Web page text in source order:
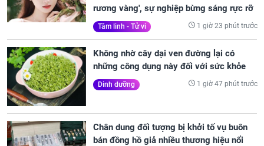
rương vàng', sự nghiệp bừng sáng rực rỡ
Tâm linh - Tử vi 1 giờ 23 phút trước
Không nhờ cây dại ven đường lại có
những công dụng này đối với sức khỏe
Dinh dưỡng 1 giờ 47 phút trước
Chân dung đối tượng bị khởi tố vụ buôn
bán đồng hồ giả nhiều thương hiệu nổi